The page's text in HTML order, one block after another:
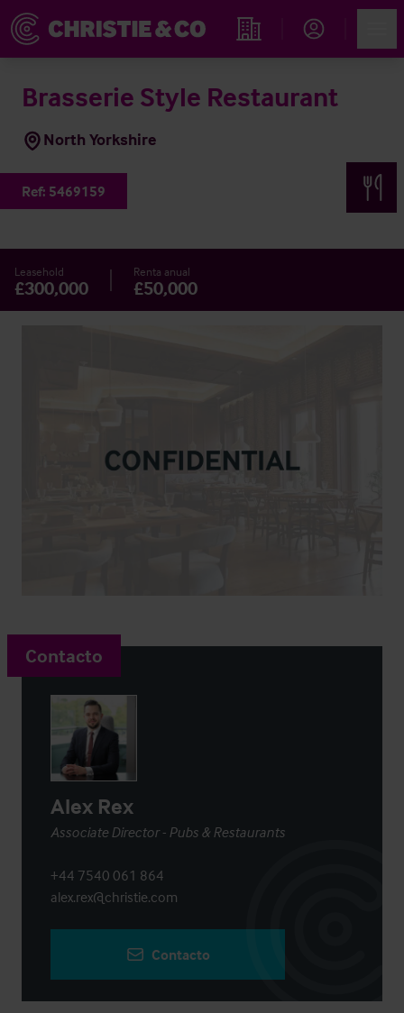
Propiedades
Brasserie Style Restaurant
North Yorkshire
Ref: 5469159
Leasehold
£300,000
Renta anual
£50,000
Contacto
Alex Rex
Associate Director - Pubs & Restaurants
+44 7540 061 864
alex.rex@christie.com
Contacto